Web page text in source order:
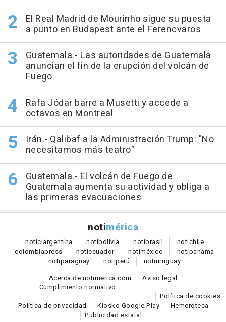
El Real Madrid de Mourinho sigue su puesta
a punto en Budapest ante el Ferencvaros
Guatemala.- Las autoridades de Guatemala
anuncian el fin de la erupción del volcán de
Fuego
Rafa Jódar barre a Musetti y accede a
octavos en Montreal
Irán.- Qalibaf a la Administración Trump: "No
necesitamos más teatro"
Guatemala.- El volcán de Fuego de
Guatemala aumenta su actividad y obliga a
las primeras evacuaciones
notimérica
noticiargentina notibolivia notibrasil notichile
colombiapress notiecuador notiméxico notipanama
notiparaguay notiperú notiuruguay
Acerca de notimerica.com
Aviso legal
Cumplimiento normativo
Política de cookies
Política de privacidad
Kiosko Google Play
Hemeroteca
Publicidad estatal